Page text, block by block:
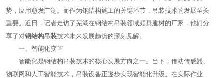
势，应用愈发广泛。而作为钢结构施工的关键环节，吊装技术的发展至关
重要。近日，记者走访了芜湖在钢结构吊装领域颇具建树的厂家，他们分
享了对钢结构吊装技术未来发展趋势的深刻见解。
一、智能化变革
智能化是钢结构吊装技术的核心发展方向之一。当下，借助传感器、
物联网和人工智能技术，吊装设备正逐步实现智能化升级。在实际作业